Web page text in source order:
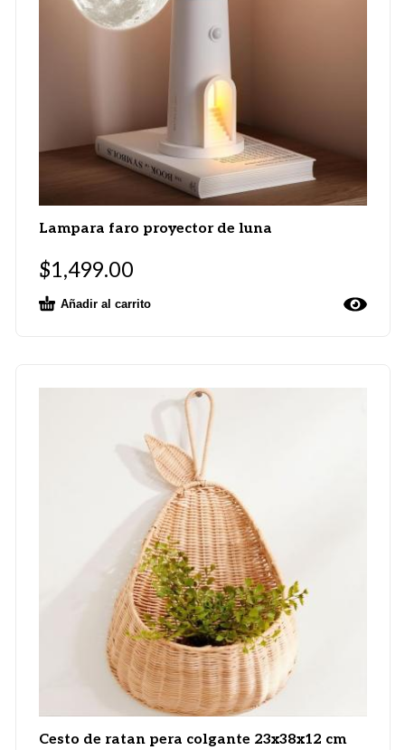
Lampara faro proyector de luna
$1,499.00
Añadir al carrito
Cesto de ratan pera colgante 23x38x12 cm